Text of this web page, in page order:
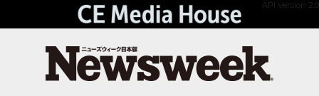
API Version 2.0